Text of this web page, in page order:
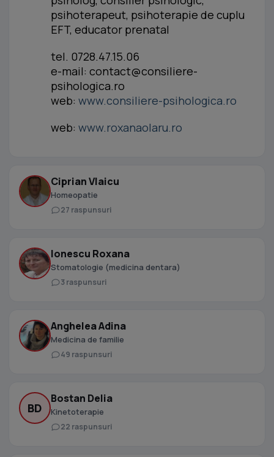
psihoterapeut, psihoterapie de cuplu
EFT, educator prenatal
tel. 0728.47.15.06
e-mail: contact@consiliere-
psihologica.ro
web: www.consiliere-psihologica.ro
web: www.roxanaolaru.ro
Ciprian Vlaicu
Homeopatie
27 raspunsuri
Ionescu Roxana
Stomatologie (medicina dentara)
3 raspunsuri
Anghelea Adina
Medicina de familie
49 raspunsuri
BD
Bostan Delia
Kinetoterapie
22 raspunsuri